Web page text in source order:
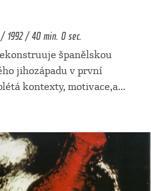
/ 40 min. 0 sec.
španělskou
jihozápadu v první
kontexty, motivace,a...